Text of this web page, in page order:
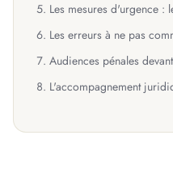
Les mesures d'urgence :
Les erreurs à ne pas
Audiences pénales
L'accompagnement